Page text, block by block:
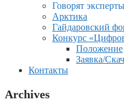
Говорят
Арктика
Гайдаровский
Конкурс
Положение
Заявка/
Контакты
Archives